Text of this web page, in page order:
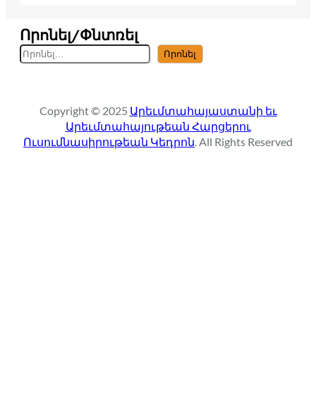
Որոնել/Փնտռել
S
e
c
h
Որոնել
Copyright © 2025 Արեւմտահայաստանի եւ
Արեւմտահայութեան Հարցերու
Ուսումնասիրութեան Կեդրոն. All Rights Reserved